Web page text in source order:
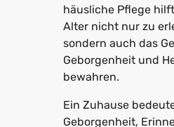
häusliche Pflege
Alter nicht nur zu
sondern auch das
Geborgenheit und
bewahren.
Ein Zuhause
Geborgenheit,